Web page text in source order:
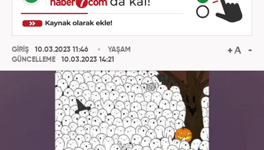
GİRİŞ
10.03.2023 11:46
GÜNCELLEME
10.03.2023 14:21
YAŞAM